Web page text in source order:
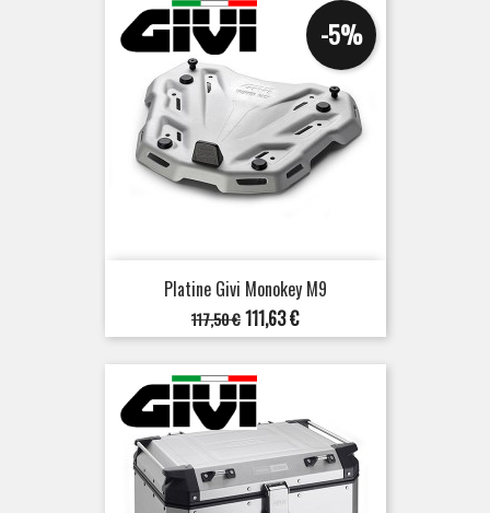
Platine Givi Monokey M9
Prix
de
base
117,50 €
-5%
Prix
111,63 €